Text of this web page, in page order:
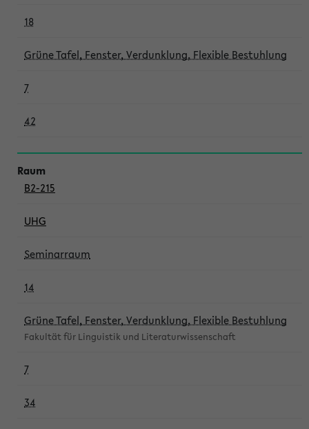
18
Grüne Tafel, Fenster, Verdunklung, Flexible Bestuhlung
7
42
B2-215
UHG
Seminarraum
14
Grüne Tafel, Fenster, Verdunklung, Flexible Bestuhlung
Fakultät für Linguistik und Literaturwissenschaft
7
34